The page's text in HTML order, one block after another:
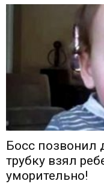
Босс позвонил
трубку взял
уморительно!